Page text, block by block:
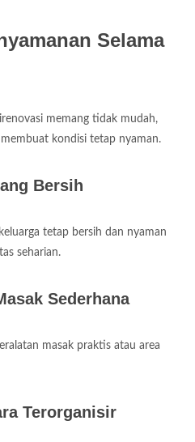
Selama
memang tidak mudah,
kondisi tetap nyaman.
Bersih
tetap bersih dan nyaman
seharian.
Sederhana
masak praktis atau area
Terorganisir